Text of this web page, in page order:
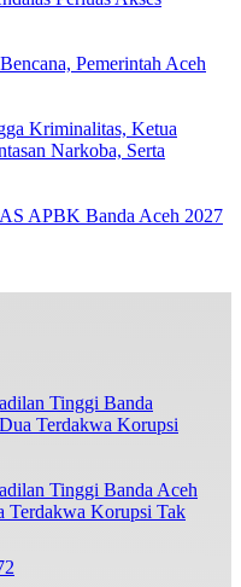
Pemerintah Aceh
Kriminalitas, Ketua
Narkoba, Serta
APBK Banda Aceh 2027
Tinggi Banda Aceh
Terdakwa Korupsi Tak